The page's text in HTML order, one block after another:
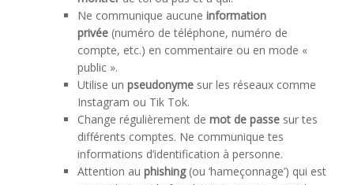
Ne communique aucune information
privée (numéro de téléphone, numéro de
compte, etc.) en commentaire ou en mode «
public ».
Utilise un pseudonyme sur les réseaux comme
Instagram ou Tik Tok.
Change régulièrement de mot de passe sur tes
différents comptes. Ne communique tes
informations d’identification à personne.
Attention au phishing(ou ‘hameçonnage’) qui est